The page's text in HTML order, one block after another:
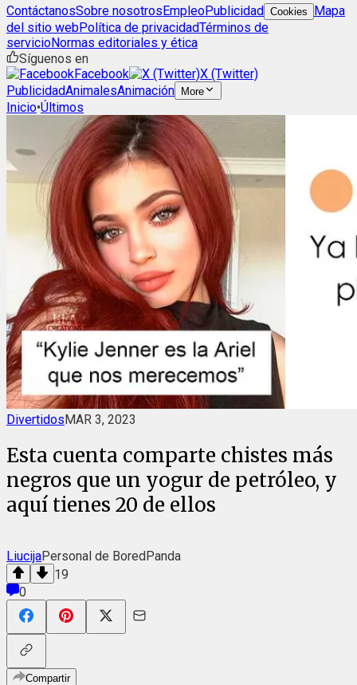
ContáctanosSobre nosotrosEmpleoPublicidad Cookies
Mapa
del sitio webPolítica de privacidadTérminos de
servicioNormas editoriales y ética
Síguenos en
Facebook
X (Twitter)
PublicidadAnimalesAnimación More
Inicio•Últimos
DivertidosMAR 3, 2023
Esta cuenta comparte chistes más
negros que un yogur de petróleo, y
aquí tienes 20 de ellos
LiucijaPersonal de BoredPanda
19
0
Compartir